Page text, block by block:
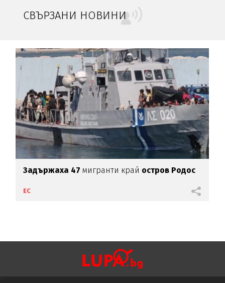
СВЪРЗАНИ НОВИНИ
Задържаха 47мигранти край остров Родос
ЕС